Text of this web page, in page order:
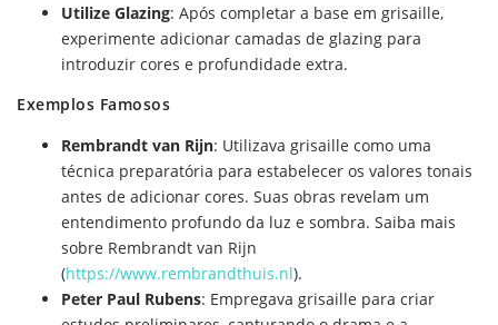
Utilize Glazing: Após completar a base em grisaille,
experimente adicionar camadas de glazing para
introduzir cores e profundidade extra.
Exemplos Famosos
Rembrandt van Rijn: Utilizava grisaille como uma
técnica preparatória para estabelecer os valores tonais
antes de adicionar cores. Suas obras revelam um
entendimento profundo da luz e sombra. Saiba mais
sobre Rembrandt van Rijn
(https://www.rembrandthuis.nl).
Peter Paul Rubens: Empregava grisaille para criar